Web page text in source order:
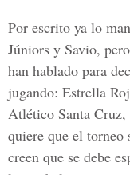
Por escrito ya lo
Júniors y Savio,
han hablado para
jugando: Estrella
Atlético Santa
quiere que el torneo
creen que se debe